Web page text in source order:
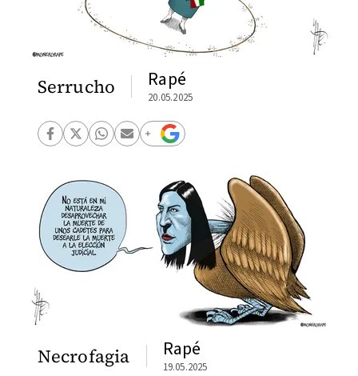
Serrucho Rapé
20.05.2025
Necrofagia Rapé
19.05.2025